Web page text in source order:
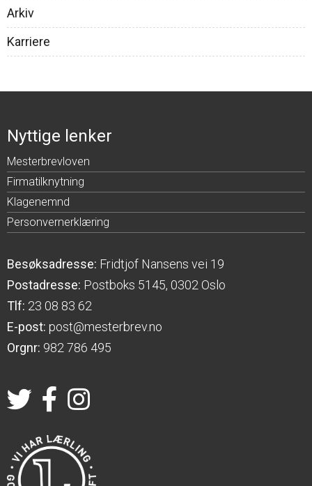
Arkiv
Karriere
Nyttige lenker
Mesterbrevloven
Firmatilknytning
Klagenemnd
Personvernerklæring
Besøksadresse: Fridtjof Nansens vei 19
Postadresse: Postboks 5145, 0302 Oslo
Tlf: 23 08 83 62
E-post: post@mesterbrev.no
Orgnr: 982 786 495